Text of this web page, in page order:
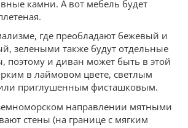
камни. А вот мебель будет
где преобладают бежевый и
зелеными также будут отдельные
поэтому и диван может быть в этой
в лаймовом цвете, светлым
приглушенным фисташковым.
направлении мятными
стены (на границе с мягким